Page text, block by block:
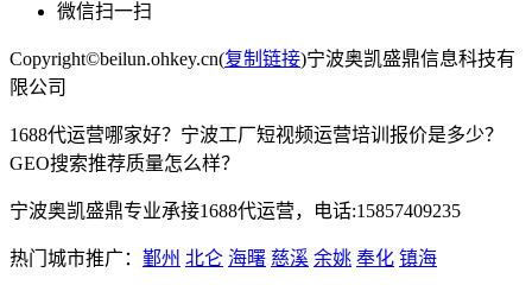
微信扫一扫
Copyright©beilun.ohkey.cn(复制链接)宁波奥凯盛鼎信息科技有
限公司
1688代运营哪家好？宁波工厂短视频运营培训报价是多少？
GEO搜索推荐质量怎么样？
宁波奥凯盛鼎专业承接1688代运营，电话:15857409235
热门城市推广： 鄞州 北仑 海曙 慈溪 余姚 奉化 镇海